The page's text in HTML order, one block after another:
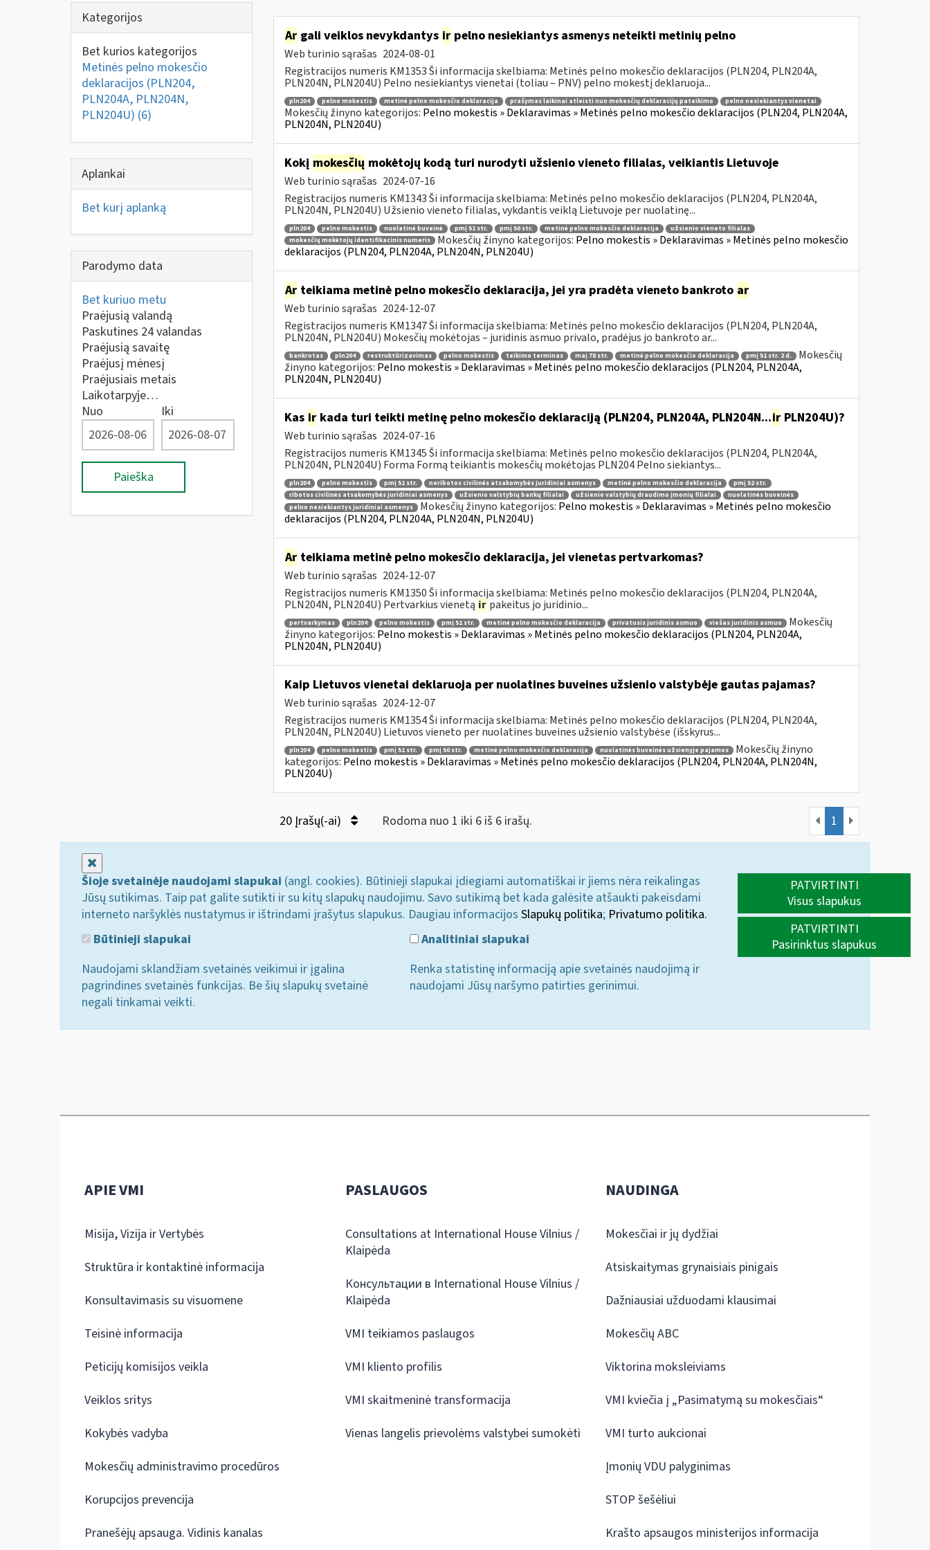
Kategorijos
Bet kurios kategorijos
Metinės pelno mokesčio
deklaracijos (PLN204,
PLN204A, PLN204N,
PLN204U) (6)
Aplankai
Bet kurį aplanką
Parodymo data
Bet kuriuo metu
Praėjusią valandą
Paskutines 24 valandas
Praėjusią savaitę
Praėjusį mėnesį
Praėjusiais metais
Laikotarpyje…
Nuo
Iki
Paieška
Argali veiklos nevykdantys irpelno nesiekiantys asmenys neteikti metinių pelno
Web turinio sąrašas 2024-08-01
Registracijos numeris KM1353 Ši informacija skelbiama: Metinės pelno mokesčio deklaracijos (PLN204, PLN204A,
PLN204N, PLN204U) Pelno nesiekiantys vienetai (toliau – PNV) pelno mokestį deklaruoja...
pln204 pelno mokestis metinė pelno mokesčio deklaracija prašymas laikinai atleisti nuo mokesčių deklaracijų pateikimo pelno nesiekiantys vienetai
Mokesčių žinyno kategorijos: Pelno mokestis » Deklaravimas » Metinės pelno mokesčio deklaracijos (PLN204, PLN204A,
PLN204N, PLN204U)
Kokį mokesčių mokėtojų kodą turi nurodyti užsienio vieneto filialas, veikiantis Lietuvoje
Web turinio sąrašas 2024-07-16
Registracijos numeris KM1343 Ši informacija skelbiama: Metinės pelno mokesčio deklaracijos (PLN204, PLN204A,
PLN204N, PLN204U) Užsienio vieneto filialas, vykdantis veiklą Lietuvoje per nuolatinę...
pln204 pelno mokestis nuolatinė buveinė pmį 51 str. pmį 50 str. metinė pelno mokesčio deklaracija
užsienio vieneto filialas
mokesčių mokėtojų identifikacinis numeris
Mokesčių žinyno kategorijos: Pelno mokestis » Deklaravimas » Metinės pelno mokesčio
deklaracijos (PLN204, PLN204A, PLN204N, PLN204U)
Arteikiama metinė pelno mokesčio deklaracija, jei yra pradėta vieneto bankroto ar
Web turinio sąrašas 2024-12-07
Registracijos numeris KM1347 Ši informacija skelbiama: Metinės pelno mokesčio deklaracijos (PLN204, PLN204A,
PLN204N, PLN204U) Mokesčių mokėtojas – juridinis asmuo privalo, pradėjus jo bankroto ar...
bankrotas pln204 restruktūrizavimas pelno mokestis teikimo terminas maį 78 str. metinė pelno mokesčio deklaracija pmį 51 str. 2 d.
Mokesčių
žinyno kategorijos: Pelno mokestis » Deklaravimas » Metinės pelno mokesčio deklaracijos (PLN204, PLN204A,
PLN204N, PLN204U)
Kas irkada turi teikti metinę pelno mokesčio deklaraciją (PLN204, PLN204A, PLN204N...irPLN204U)?
Web turinio sąrašas 2024-07-16
Registracijos numeris KM1345 Ši informacija skelbiama: Metinės pelno mokesčio deklaracijos (PLN204, PLN204A,
PLN204N, PLN204U) Forma Formą teikiantis mokesčių mokėtojas PLN204 Pelno siekiantys...
pln204 pelno mokestis pmį 51 str. neribotos civilinės atsakomybės juridiniai asmenys metinė pelno mokesčio deklaracija
pmį 52 str.
ribotos civilinės atsakomybės juridiniai asmenys
užsienio valstybių bankų filialai užsienio valstybių draudimo įmonių filialai
nuolatinės buveinės
pelno nesiekiantys juridiniai asmenys
Mokesčių žinyno kategorijos: Pelno mokestis » Deklaravimas » Metinės pelno mokesčio
deklaracijos (PLN204, PLN204A, PLN204N, PLN204U)
Arteikiama metinė pelno mokesčio deklaracija, jei vienetas pertvarkomas?
Web turinio sąrašas 2024-12-07
Registracijos numeris KM1350 Ši informacija skelbiama: Metinės pelno mokesčio deklaracijos (PLN204, PLN204A,
PLN204N, PLN204U) Pertvarkius vienetą ir pakeitus jo juridinio...
pertvarkymas pln204 pelno mokestis pmį 51 str. metinė pelno mokesčio deklaracija privatusis juridinis asmuo viešas juridinis asmuo
Mokesčių
žinyno kategorijos: Pelno mokestis » Deklaravimas » Metinės pelno mokesčio deklaracijos (PLN204, PLN204A,
PLN204N, PLN204U)
Kaip Lietuvos vienetai deklaruoja per nuolatines buveines užsienio valstybėje gautas pajamas?
Web turinio sąrašas 2024-12-07
Registracijos numeris KM1354 Ši informacija skelbiama: Metinės pelno mokesčio deklaracijos (PLN204, PLN204A,
PLN204N, PLN204U) Lietuvos vieneto per nuolatines buveines užsienio valstybėse (išskyrus...
pln204 pelno mokestis pmį 51 str. pmį 50 str. metinė pelno mokesčio deklaracija nuolatinės buveinės užsienyje pajamos
Mokesčių žinyno
kategorijos: Pelno mokestis » Deklaravimas » Metinės pelno mokesčio deklaracijos (PLN204, PLN204A, PLN204N,
PLN204U)
20 Įrašų(-ai) Rodoma nuo 1 iki 6 iš 6 irašų. 1
Šioje svetainėje naudojami slapukai (angl. cookies). Būtinieji slapukai įdiegiami automatiškai ir jiems nėra reikalingas
Jūsų sutikimas. Taip pat galite sutikti ir su kitų slapukų naudojimu. Savo sutikimą bet kada galėsite atšaukti pakeisdami
interneto naršyklės nustatymus ir ištrindami įrašytus slapukus. Daugiau informacijos Slapukų politika; Privatumo politika.
Būtinieji slapukai
Naudojami sklandžiam svetainės veikimui ir įgalina
pagrindines svetainės funkcijas. Be šių slapukų svetainė
negali tinkamai veikti.
Analitiniai slapukai
Renka statistinę informaciją apie svetainės naudojimą ir
naudojami Jūsų naršymo patirties gerinimui.
PATVIRTINTI
Visus slapukus
PATVIRTINTI
Pasirinktus slapukus
APIE VMI
Misija, Vizija ir Vertybės
Struktūra ir kontaktinė informacija
Konsultavimasis su visuomene
Teisinė informacija
Peticijų komisijos veikla
Veiklos sritys
Kokybės vadyba
Mokesčių administravimo procedūros
Korupcijos prevencija
Pranešėjų apsauga. Vidinis kanalas
PASLAUGOS
Consultations at International House Vilnius /
Klaipėda
Консультации в International House Vilnius /
Klaipėda
VMI teikiamos paslaugos
VMI kliento profilis
VMI skaitmeninė transformacija
Vienas langelis prievolėms valstybei sumokėti
NAUDINGA
Mokesčiai ir jų dydžiai
Atsiskaitymas grynaisiais pinigais
Dažniausiai užduodami klausimai
Mokesčių ABC
Viktorina moksleiviams
VMI kviečia į „Pasimatymą su mokesčiais“
VMI turto aukcionai
Įmonių VDU palyginimas
STOP šešėliui
Krašto apsaugos ministerijos informacija